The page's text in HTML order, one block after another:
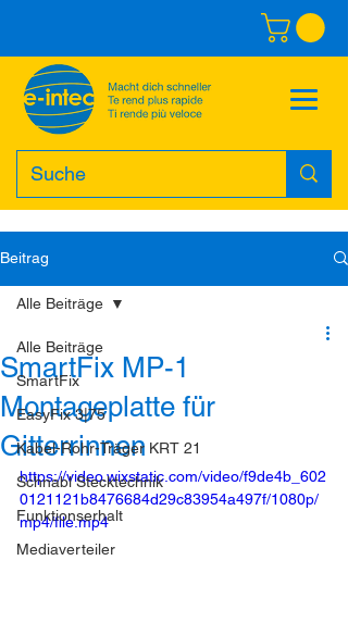
Beitrag
Alle Beiträge
SmartFix
EasyFix 3|75
Kabel-Rohr-Träger KRT 21
Schnabl Stecktechnik
Funktionserhalt
Mediaverteiler
Alle Beiträge
SmartFix MP-1
Montageplatte für
Gitterrinnen
https://video.wixstatic.com/video/f9de4b_602
0121121b8476684d29c83954a497f/1080p/
mp4/file.mp4